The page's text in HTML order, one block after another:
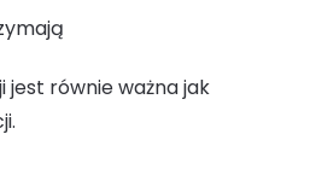
jest równie ważna jak